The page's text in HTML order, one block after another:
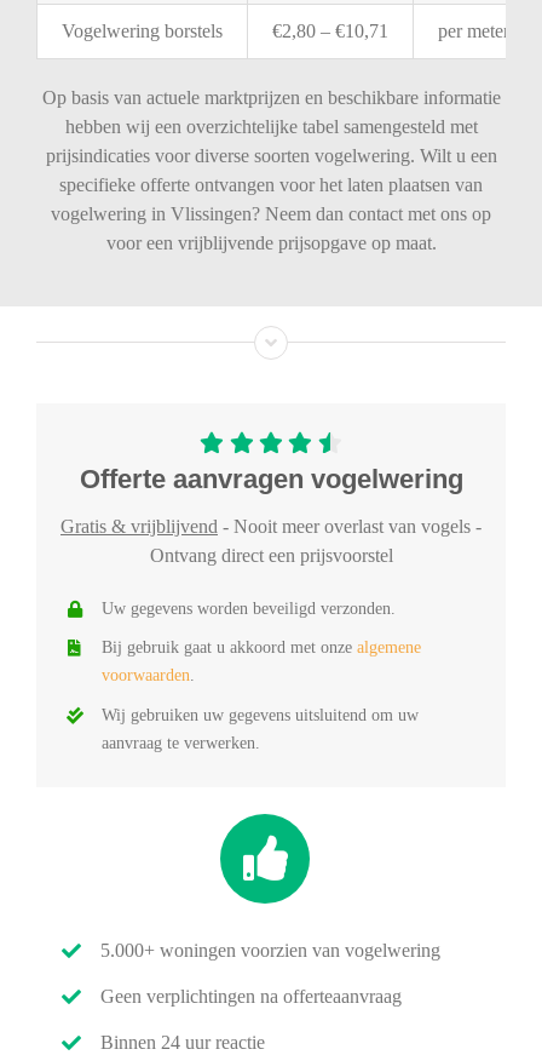
Vogelwering borstels €2,80 – €10,71 permeter
Op basis van actuele marktprijzen en beschikbare informatie
hebben wij een overzichtelijke tabel samengesteld met
prijsindicaties voor diverse soorten vogelwering. Wilt u een
specifieke offerte ontvangen voor het laten plaatsen van
vogelwering in Vlissingen? Neem dan contact met ons op
voor een vrijblijvende prijsopgave op maat.
Offerte aanvragen vogelwering
Gratis & vrijblijvend - Nooit meer overlast van vogels -
Ontvang direct een prijsvoorstel
Uw gegevens worden beveiligd verzonden.
Bij gebruik gaat u akkoord met onze algemene
voorwaarden.
Wij gebruiken uw gegevens uitsluitend om uw
aanvraag te verwerken.
5.000+ woningen voorzien van vogelwering
Geen verplichtingen na offerteaanvraag
Binnen 24 uur reactie